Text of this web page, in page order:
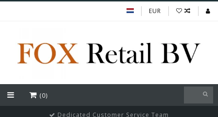
EUR
(0)
Dedicated Customer Service Team